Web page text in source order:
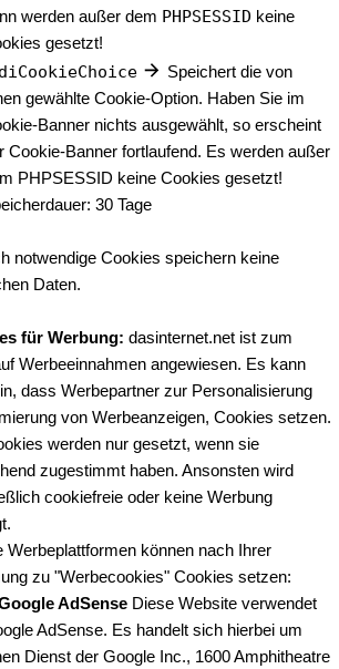
werden außer dem PHPSESSID keine
gesetzt!
diCookieChoice
Speichert die von
gewählte Cookie-Option. Haben Sie im
Banner nichts ausgewählt, so erscheint
Cookie-Banner fortlaufend. Es werden außer
PHPSESSID keine Cookies gesetzt!
30 Tage
notwendige Cookies speichern keine
Daten.
für Werbung: dasinternet.net ist zum
Werbeeinnahmen angewiesen. Es kann
dass Werbepartner zur Personalisierung
von Werbeanzeigen, Cookies setzen.
werden nur gesetzt, wenn sie
zugestimmt haben. Ansonsten wird
cookiefreie oder keine Werbung
Werbeplattformen können nach Ihrer
zu "Werbecookies" Cookies setzen:
AdSense Diese Website verwendet
AdSense. Es handelt sich hierbei um
Dienst der Google Inc., 1600 Amphitheatre